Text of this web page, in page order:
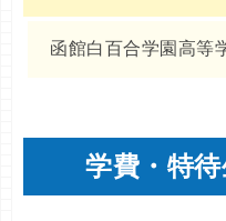
函館白百合学園高等
学費・特